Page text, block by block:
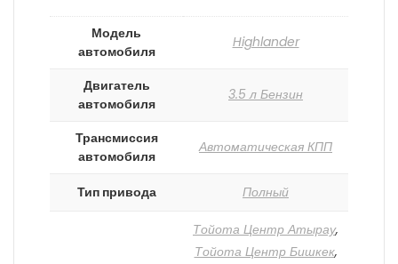
Модель
автомобиля
Highlander
Двигатель
автомобиля
3.5 л Бензин
Трансмиссия
автомобиля
Автоматическая КПП
Тип привода Полный
Тойота Центр Атырау,
Тойота Центр Бишкек,